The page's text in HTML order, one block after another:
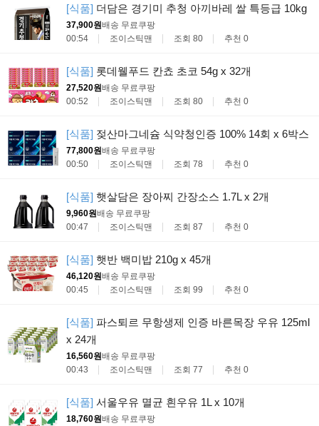
[식품] 더담은 경기미 추청 아끼바레 쌀 특등급 10kg
37,900원배송 무료 쿠팡
00:54
조이스틱맨 조회 80 추천 0
[식품] 롯데웰푸드 칸쵸 초코 54g x 32개
27,520원배송 무료 쿠팡
00:52
조이스틱맨 조회 80 추천 0
[식품] 젖산마그네슘 식약청인증 100% 14회 x 6박스
77,800원배송 무료 쿠팡
00:50
조이스틱맨 조회 78 추천 0
[식품] 햇살담은 장아찌 간장소스 1.7L x 2개
9,960원배송 무료 쿠팡
00:47
조이스틱맨 조회 87 추천 0
[식품] 햇반 백미밥 210g x 45개
46,120원배송 무료 쿠팡
00:45
조이스틱맨 조회 99 추천 0
[식품] 파스퇴르 무항생제 인증 바른목장 우유 125ml
x 24개
16,560원배송 무료 쿠팡
00:43
조이스틱맨 조회 77 추천 0
[식품] 서울우유 멸균 흰우유 1L x 10개
18,760원배송 무료 쿠팡